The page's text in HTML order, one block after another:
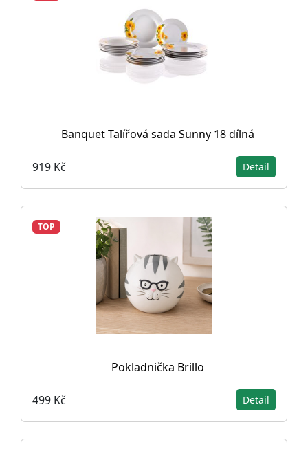
Banquet Talířová sada Sunny 18 dílná
919 Kč Detail
TOP
Pokladnička Brillo
499 Kč Detail